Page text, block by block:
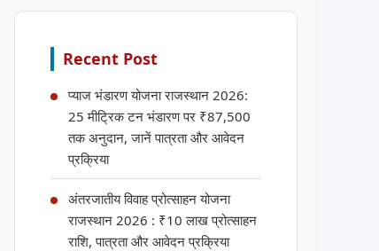
Recent Post
प्याज भंडारण योजना राजस्थान 2026:
25 मीट्रिक टन भंडारण पर ₹87,500
तक अनुदान, जानें पात्रता और आवेदन
प्रक्रिया
अंतरजातीय विवाह प्रोत्साहन योजना
राजस्थान 2026 : ₹10 लाख प्रोत्साहन
राशि, पात्रता और आवेदन प्रक्रिया